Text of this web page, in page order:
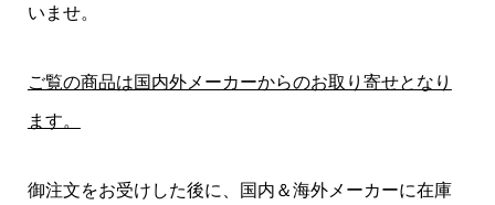
いませ。
ご覧の商品は国内外メーカーからのお取り寄せとなり
ます。
御注文をお受けした後に、国内＆海外メーカーに在庫